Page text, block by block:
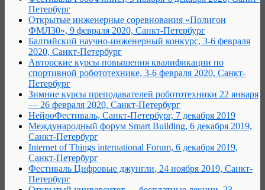
Петербург
Открытые инженерные соревнования «Полигон
ФМЛ30», 9 февраля 2020, Санкт-Петербург
Балтийский научно-инженерный конкурс, 3-6 февраля
2020, Санкт-Петербург
Авторские курсы повышения квалификации по
спортивной робототехнике, 3-6 февраля 2020, Санкт-
Петербург
Зимние курсы преподавателей робототехники 22 января
— 26 февраля 2020, Санкт-Петербург
НейроФестиваль, Санкт-Петербург, 7 декабря 2019
Международный форум Smart Building, 6 декабря 2019,
Санкт-Петербург
Internet of Things international Forum, 6 декабря 2019,
Санкт-Петербург
Фестиваль Цифровые джунгли, 24 ноября 2019, Санкт-
Петербург